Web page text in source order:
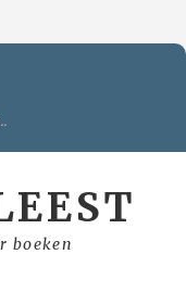
boeken